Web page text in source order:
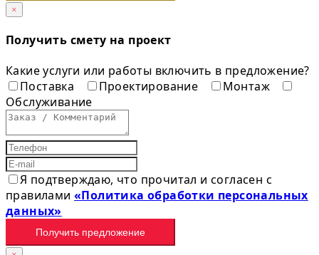
×
Получить смету на проект
Какие услуги или работы включить в предложение?
Поставка
Проектирование
Монтаж
Обслуживание
Я подтверждаю, что прочитал и согласен с
правилами«Политика обработки персональных
данных»
Получить предложение